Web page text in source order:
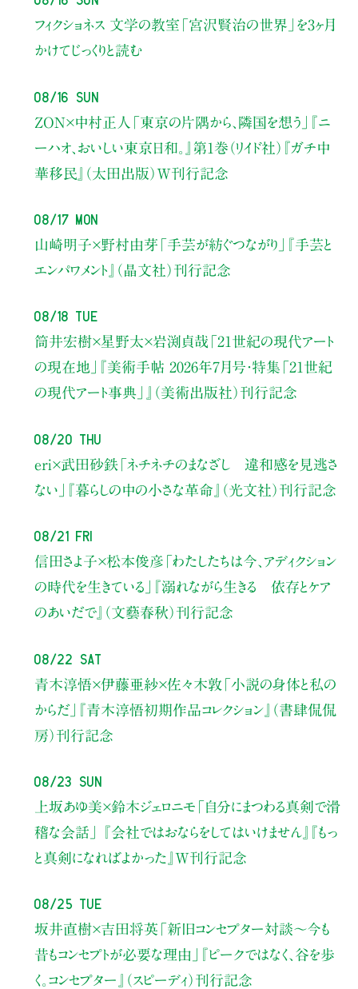
フィクショネス 文学の教室 「宮沢賢治の世界」を3ヶ月
かけてじっくりと読む
08/16 Sun
ZON×中村正人 「東京の片隅から、隣国を想う」
『ニ
ーハオ、おいしい東京日和。』第1巻（リイド社） 『ガチ中
華移民』（太田出版）W刊行記念
08/17 Mon
山崎明子×野村由芽 「手芸が紡ぐつながり」
『手芸と
エンパワメント』（晶文社）刊行記念
08/18 Tue
筒井宏樹×星野太×岩渕貞哉 「21世紀の現代アート
の現在地」
『美術手帖 2026年7月号・特集「21世紀
の現代アート事典」』（美術出版社）刊行記念
08/20 Thu
eri×武田砂鉄「ネチネチのまなざし 違和感を見逃さ
ない」
『暮らしの中の小さな革命』（光文社）刊行記念
08/21 Fri
信田さよ子×松本俊彦 「わたしたちは今、アディクション
の時代を生きている」
『溺れながら生きる 依存とケア
のあいだで』（文藝春秋）刊行記念
08/22 Sat
青木淳悟×伊藤亜紗×佐々木敦 「小説の身体と私の
からだ」
『青木淳悟初期作品コレクション』（書肆侃侃
房）刊行記念
08/23 Sun
上坂あゆ美×鈴木ジェロニモ 「自分にまつわる真剣で滑
稽な会話」
『会社ではおならをしてはいけません』『もっ
と真剣になればよかった』W刊行記念
08/25 Tue
坂井直樹×吉田将英「新旧コンセプター対談～今も
昔もコンセプトが必要な理由」
『ピークではなく、谷を歩
く。コンセプター』（スピーディ）刊行記念